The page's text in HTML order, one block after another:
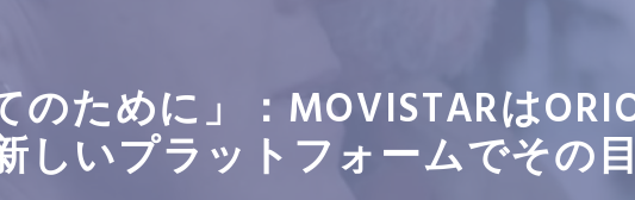
のために」：MOVISTARは
しいプラットフォームでその